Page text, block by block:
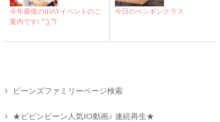
今年最後の1DAYイベントのご
案内です( ͡° ͜ʖ ͡°)
今日のペンギンクラス
ビーンズファミリーページ検索
★ビビンビーン人気10動画♪ 連続再生★